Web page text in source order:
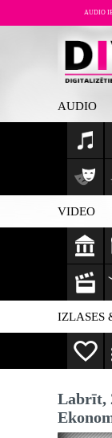
AUDIO
AUDIO
VIDEO
IZLASES
Labrīt,